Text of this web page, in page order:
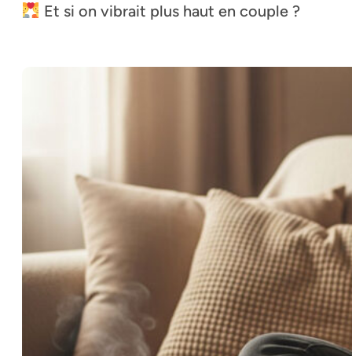
Et si on vibrait plus haut en couple ?